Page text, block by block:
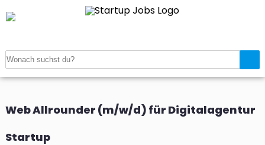
Startup
Web Allrounder (m/w/d) für Digitalagentur
Startup